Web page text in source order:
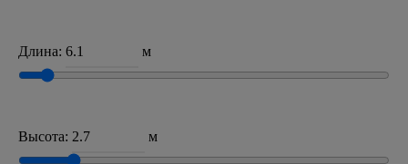
Длина: м
Высота: м